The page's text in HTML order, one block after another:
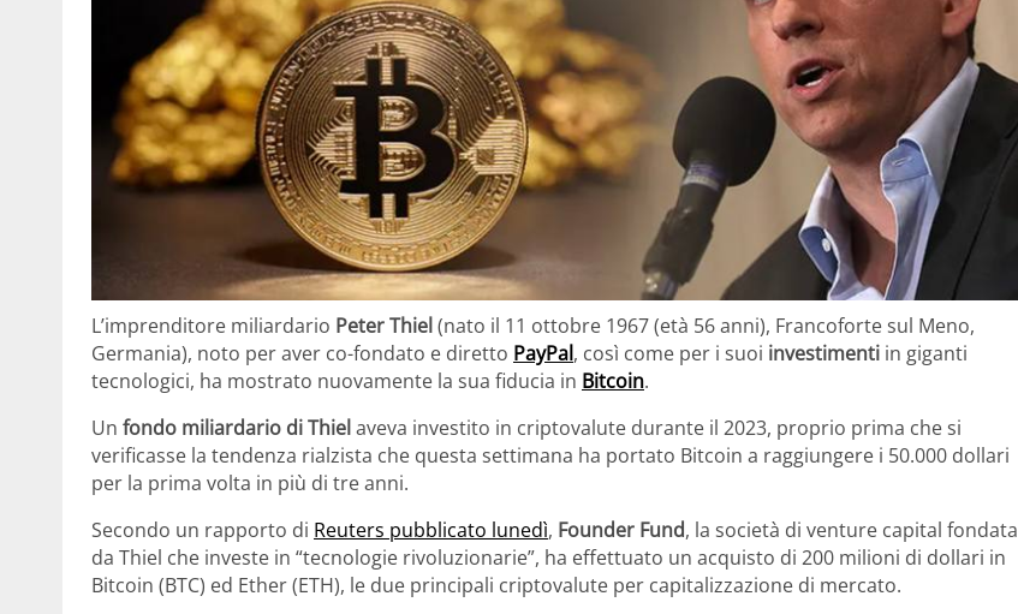
L’imprenditore miliardario Peter Thiel (nato il 11 ottobre 1967 (età 56 anni), Francoforte sul Meno,
Germania), noto per aver co-fondato e diretto PayPal, così come per i suoi investimenti in giganti
tecnologici, ha mostrato nuovamente la sua fiducia in Bitcoin.
Un fondo miliardario di Thiel aveva investito in criptovalute durante il 2023, proprio prima che si
verificasse la tendenza rialzista che questa settimana ha portato Bitcoin a raggiungere i 50.000 dollari
per la prima volta in più di tre anni.
Secondo un rapporto di Reuters pubblicato lunedì, Founder Fund, la società di venture capital fondata
da Thiel che investe in “tecnologie rivoluzionarie”, ha effettuato un acquisto di 200 milioni di dollari in
Bitcoin (BTC) ed Ether (ETH), le due principali criptovalute per capitalizzazione di mercato.